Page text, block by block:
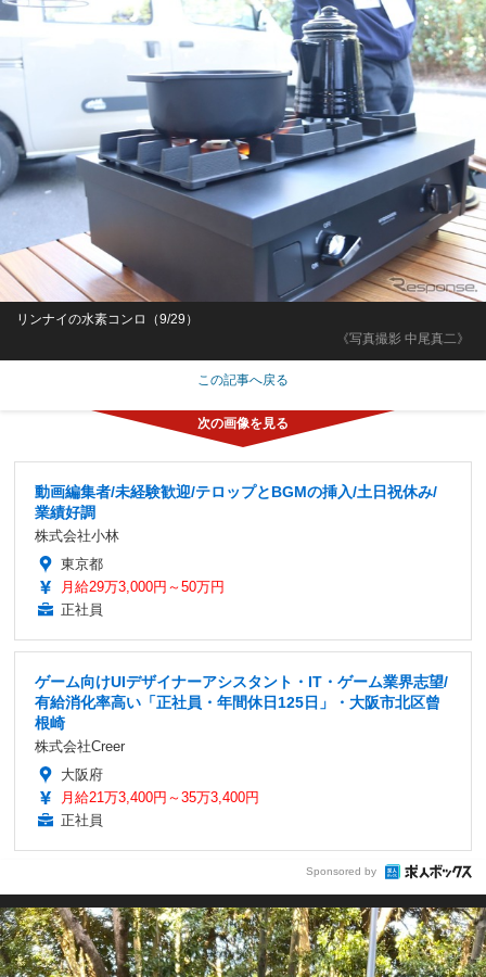
《写真撮影 中尾真二》
リンナイの水素コンロ（9/29）
この記事へ戻る
動画編集者/未経験歓迎/テロップとBGMの挿入/土日祝休み/
業績好調
株式会社小林
東京都
月給29万3,000円～50万円
正社員
ゲーム向けUIデザイナーアシスタント・IT・ゲーム業界志望/
有給消化率高い「正社員・年間休日125日」・大阪市北区曾
根崎
株式会社Creer
大阪府
月給21万3,400円～35万3,400円
正社員
Sponsored by